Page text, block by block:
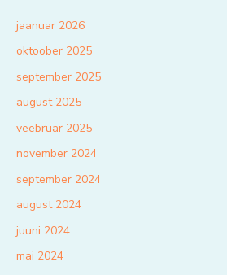
jaanuar 2026
oktoober 2025
september 2025
august 2025
veebruar 2025
november 2024
september 2024
august 2024
juuni 2024
mai 2024